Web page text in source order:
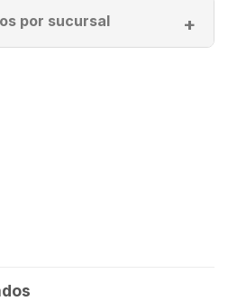
por sucursal